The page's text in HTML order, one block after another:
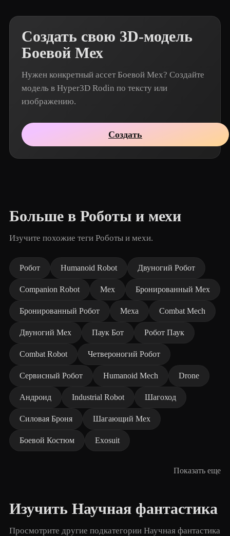
Создать свою 3D-модель
Боевой Мех
Нужен конкретный ассет Боевой Мех? Создайте
модель в Hyper3D Rodin по тексту или
изображению.
Создать
Больше в Роботы и мехи
Изучите похожие теги Роботы и мехи.
Робот Humanoid Robot Двуногий Робот
Companion Robot Мех Бронированный Мех
Бронированный Робот Меха Combat Mech
Двуногий Мех Паук Бот Робот Паук
Combat Robot Четвероногий Робот
Сервисный Робот Humanoid Mech Drone
Андроид Industrial Robot Шагоход
Силовая Броня Шагающий Мех
Боевой Костюм Exosuit
Показать еще
Изучить Научная фантастика
Просмотрите другие подкатегории Научная фантастика